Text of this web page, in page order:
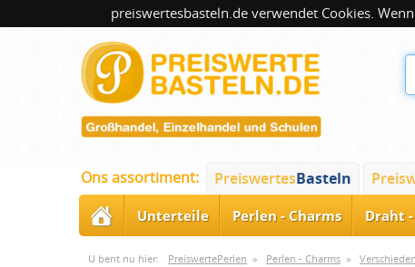
preiswertesbasteln.de verwendet Cookies.
Ons assortiment: PreiswertesBasteln
Unterteile Perlen - Charms Draht
U bent nu hier: PreiswertePerlen » Perlen - Charms »